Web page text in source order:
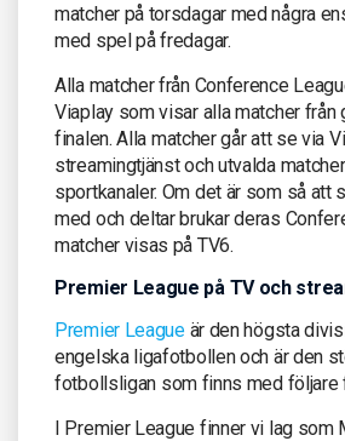
matcher på torsdagar med några
med spel på fredagar.
Alla matcher från Conference
Viaplay som visar alla matcher
finalen. Alla matcher går att se via
streamingtjänst och utvalda
sportkanaler. Om det är som så att
med och deltar brukar deras
matcher visas på TV6.
Premier League på TV och
Premier Leagueär den högsta
engelska ligafotbollen och är den
fotbollsligan som finns med följare
I Premier League finner vi lag som